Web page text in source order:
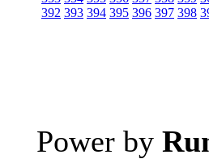
392 393 394 395 396 397 398
Power by